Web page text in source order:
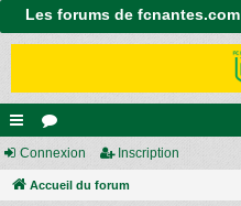
Les forums de fcnantes.com
ac
co
or
u
Connexion Inscription
Accueil du forum